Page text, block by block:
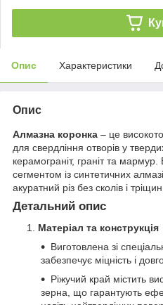
Опис Характеристики
Опис
Алмазна коронка – це
для свердління отворів у
керамограніт, граніт та
сегментом із синтетичних
акуратний різ без сколів і тріщин.
Детальний опис
Матеріал та конструкція
Виготовлена зі
забезпечує міцність і
Ріжучий край містить
зерна, що гарантують